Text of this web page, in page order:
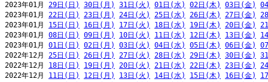
2023年01月 29日(日) 30日(月) 31日(火) 01日(水) 02日(木) 03日(金)
2023年01月 22日(日) 23日(月) 24日(火) 25日(水) 26日(木) 27日(金)
2023年01月 15日(日) 16日(月) 17日(火) 18日(水) 19日(木) 20日(金)
2023年01月 08日(日) 09日(月) 10日(火) 11日(水) 12日(木) 13日(金)
2023年01月 01日(日) 02日(月) 03日(火) 04日(水) 05日(木) 06日(金)
2022年12月 25日(日) 26日(月) 27日(火) 28日(水) 29日(木) 30日(金)
2022年12月 18日(日) 19日(月) 20日(火) 21日(水) 22日(木) 23日(金)
2022年12月 11日(日) 12日(月) 13日(火) 14日(水) 15日(木) 16日(金)